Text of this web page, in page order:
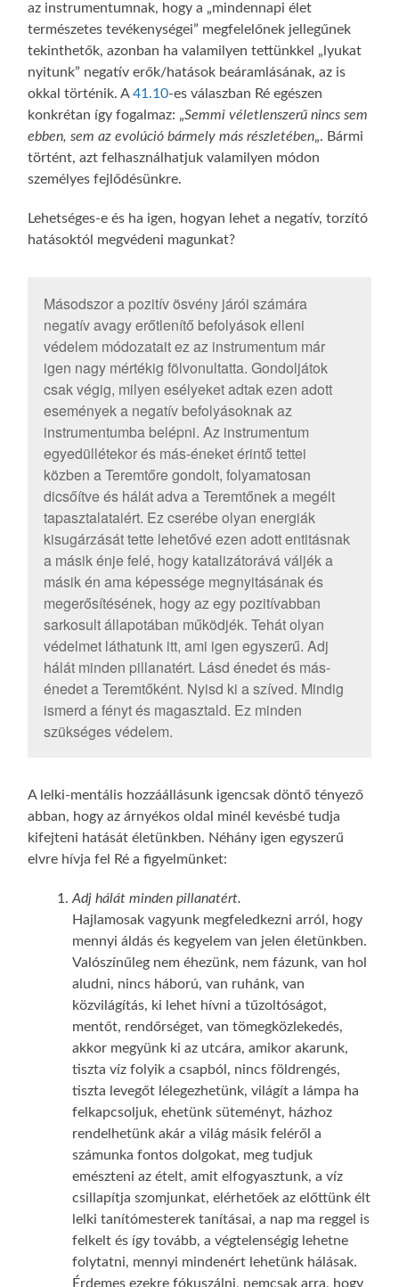
az instrumentumnak, hogy a „mindennapi élet
természetes tevékenységei” megfelelőnek jellegűnek
tekinthetők, azonban ha valamilyen tettünkkel „lyukat
nyitunk” negatív erők/hatások beáramlásának, az is
okkal történik. A41.10-es válaszban Ré egészen
konkrétan így fogalmaz: „Semmi véletlenszerű nincs sem
ebben, sem az evolúció bármely más részletében„. Bármi
történt, azt felhasználhatjuk valamilyen módon
személyes fejlődésünkre.
Lehetséges-e és ha igen, hogyan lehet a negatív, torzító
hatásoktól megvédeni magunkat?
Másodszor a pozitív ösvény járói számára
negatív avagy erőtlenítő befolyások elleni
védelem módozatait ez az instrumentum már
igen nagy mértékig fölvonultatta. Gondoljátok
csak végig, milyen esélyeket adtak ezen adott
események a negatív befolyásoknak az
instrumentumba belépni. Az instrumentum
egyedüllétekor és más-éneket érintő tettei
közben a Teremtőre gondolt, folyamatosan
dicsőítve és hálát adva a Teremtőnek a megélt
tapasztalataiért. Ez cserébe olyan energiák
kisugárzását tette lehetővé ezen adott entitásnak
a másik énje felé, hogy katalizátorává váljék a
másik én ama képessége megnyitásának és
megerősítésének, hogy az egy pozitívabban
sarkosult állapotában működjék. Tehát olyan
védelmet láthatunk itt, ami igen egyszerű. Adj
hálát minden pillanatért. Lásd énedet és más-
énedet a Teremtőként. Nyisd ki a szíved. Mindig
ismerd a fényt és magasztald. Ez minden
szükséges védelem.
A lelki-mentális hozzáállásunk igencsak döntő tényező
abban, hogy az árnyékos oldal minél kevésbé tudja
kifejteni hatását életünkben. Néhány igen egyszerű
elvre hívja fel Ré a figyelmünket:
Adj hálát minden pillanatért.
Hajlamosak vagyunk megfeledkezni arról, hogy
mennyi áldás és kegyelem van jelen életünkben.
Valószínűleg nem éhezünk, nem fázunk, van hol
aludni, nincs háború, van ruhánk, van
közvilágítás, ki lehet hívni a tűzoltóságot,
mentőt, rendőrséget, van tömegközlekedés,
akkor megyünk ki az utcára, amikor akarunk,
tiszta víz folyik a csapból, nincs földrengés,
tiszta levegőt lélegezhetünk, világít a lámpa ha
felkapcsoljuk, ehetünk süteményt, házhoz
rendelhetünk akár a világ másik feléről a
számunka fontos dolgokat, meg tudjuk
emészteni az ételt, amit elfogyasztunk, a víz
csillapítja szomjunkat, elérhetőek az előttünk élt
lelki tanítómesterek tanításai, a nap ma reggel is
felkelt és így tovább, a végtelenségig lehetne
folytatni, mennyi mindenért lehetünk hálásak.
Érdemes ezekre fókuszálni, nemcsak arra, hogy